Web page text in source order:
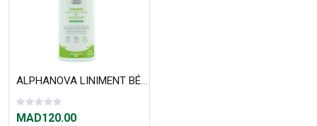
ALPHANOVA LINIMENT BÉBÉ BIO OLÉO-CALCAIRE 500ml
MAD120.00